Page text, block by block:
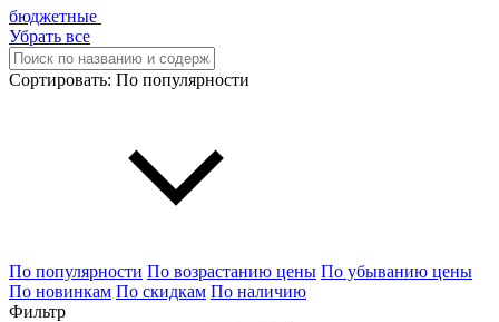
бюджетные
Убрать все
Сортировать: По популярности
По популярности По возрастанию цены По убыванию цены
По новинкам По скидкам По наличию
Фильтр